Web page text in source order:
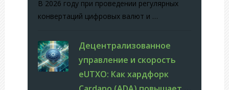
В 2026 году при проведении регулярных
конвертаций цифровых валют и …
Децентрализованное
управление и скорость
eUTXO: Как хардфорк